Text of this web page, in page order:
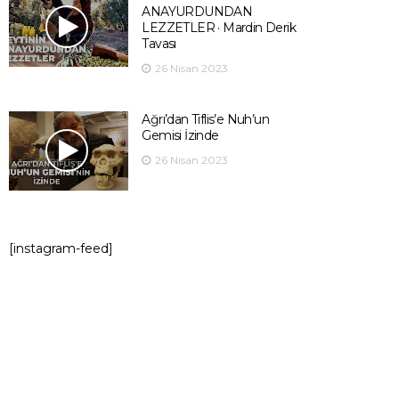
ANAYURDUNDAN
LEZZETLER · Mardin Derik
Tavası
26 Nisan 2023
Ağrı’dan Tiflis’e Nuh’un
Gemisi İzinde
26 Nisan 2023
[instagram-feed]